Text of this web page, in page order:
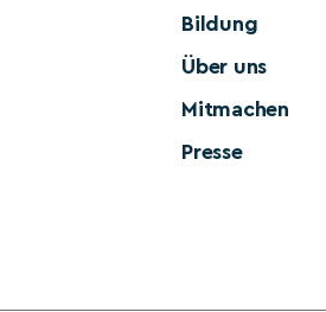
Bildung
Über uns
Mitmachen
Presse